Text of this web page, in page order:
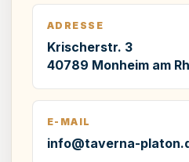
ADRESSE
Krischerstr. 3
40789 Monheim am
E-MAIL
info@taverna-